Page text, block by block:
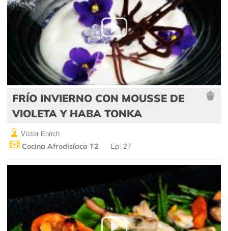
FRÍO INVIERNO CON MOUSSE DE
VIOLETA Y HABA TONKA
Víctor Enrich
Cocina Afrodisíaca T2 Ep: 27